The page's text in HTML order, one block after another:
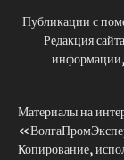
Публикации с
Редакция
информации,
Материалы на
Копирование,